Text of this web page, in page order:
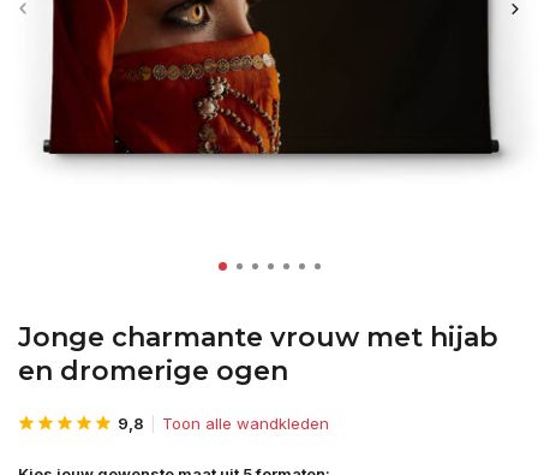
Jonge charmante vrouw met hijab
en dromerige ogen
9,8 Toon alle wandkleden